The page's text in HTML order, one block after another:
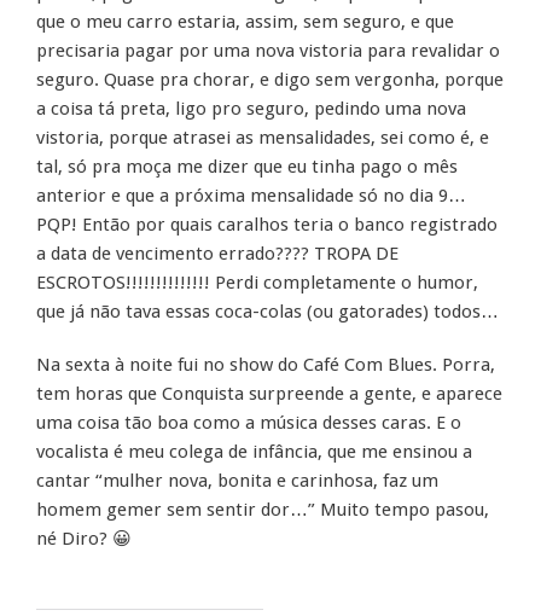
que o meu carro estaria, assim, sem seguro, e que
precisaria pagar por uma nova vistoria para revalidar o
seguro. Quase pra chorar, e digo sem vergonha, porque
a coisa tá preta, ligo pro seguro, pedindo uma nova
vistoria, porque atrasei as mensalidades, sei como é, e
tal, só pra moça me dizer que eu tinha pago o mês
anterior e que a próxima mensalidade só no dia 9…
PQP! Então por quais caralhos teria o banco registrado
a data de vencimento errado???? TROPA DE
ESCROTOS!!!!!!!!!!!!!! Perdi completamente o humor,
que já não tava essas coca-colas (ou gatorades) todos…
Na sexta à noite fui no show do Café Com Blues. Porra,
tem horas que Conquista surpreende a gente, e aparece
uma coisa tão boa como a música desses caras. E o
vocalista é meu colega de infância, que me ensinou a
cantar “mulher nova, bonita e carinhosa, faz um
homem gemer sem sentir dor…” Muito tempo pasou,
né Diro? 😀